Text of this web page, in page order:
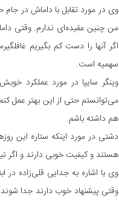
وی در مورد تقابل با داماش در جام
من چنین عقیده‌ای ندارم. وقتی
اگر آنها را دست کم بگیریم
سهمیه است.
وینگر سایپا در مورد عملکرد
می‌توانستم حتی از این بهتر عمل
هم داشته باشم.
دشتی در مورد اینکه ستاره این
هستند و کیفیت خوبی دارند و اگر
وی با اشاره به جدایی قلی‌زاده
وقتی پیشنهاد خوب دارند جدا